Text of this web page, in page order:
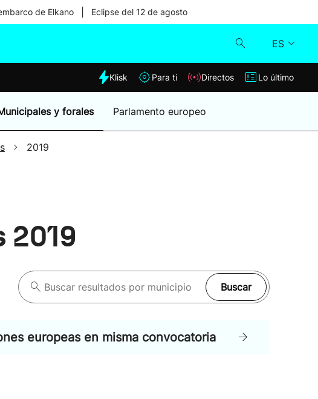
de Elkano Eclipse del 12 de agosto
ES
Klisk
Klisk Para ti Directos Lo último
y forales Parlamento europeo
2019
2019
Buscar
europeas en misma convocatoria